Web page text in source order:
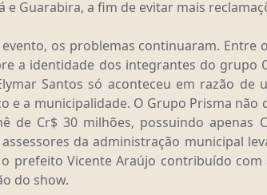
e Guarabira, a fim de evitar mais
os problemas continuaram. Entre
a identidade dos integrantes do grupo
Santos só aconteceu em razão de
e a municipalidade. O Grupo Prisma não
de Cr$ 30 milhões, possuindo apenas
da administração municipal
prefeito Vicente Araújo contribuído com
do show.